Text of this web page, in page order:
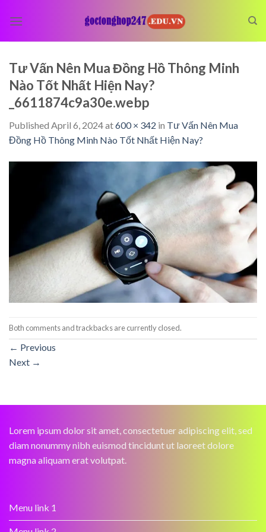
Tư Vấn Nên Mua Đồng Hồ Thông Minh
Nào Tốt Nhất Hiện Nay?
_6611874c9a30e.webp
Published April 6, 2024at600 × 342 in Tư Vấn Nên Mua
Đồng Hồ Thông Minh Nào Tốt Nhất Hiện Nay?
Both comments and trackbacks are currently closed.
← Previous
Next →
Lorem ipsum dolor sit amet, consectetuer adipiscing elit, sed
diam nonummy nibh euismod tincidunt ut laoreet dolore
magna aliquam erat volutpat.
Menu link 1